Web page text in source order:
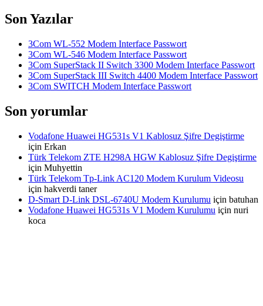
Son Yazılar
3Com WL-552 Modem Interface Passwort
3Com WL-546 Modem Interface Passwort
3Com SuperStack II Switch 3300 Modem Interface Passwort
3Com SuperStack III Switch 4400 Modem Interface Passwort
3Com SWITCH Modem Interface Passwort
Son yorumlar
Vodafone Huawei HG531s V1 Kablosuz Şifre Degiştirme
için Erkan
Türk Telekom ZTE H298A HGW Kablosuz Şifre Degiştirme
için Muhyettin
Türk Telekom Tp-Link AC120 Modem Kurulum Videosu
için hakverdi taner
D-Smart D-Link DSL-6740U Modem Kurulumu için batuhan
Vodafone Huawei HG531s V1 Modem Kurulumu için nuri
koca